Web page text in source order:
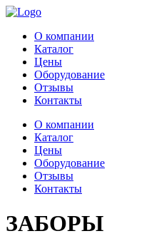
О компании
Каталог
Цены
Оборудование
Отзывы
Контакты
О компании
Каталог
Цены
Оборудование
Отзывы
Контакты
ЗАБОРЫ